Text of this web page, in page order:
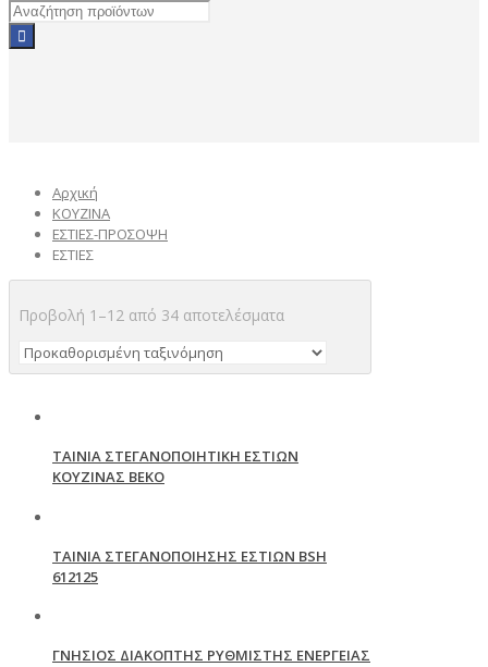
Αρχική
ΚΟΥΖΙΝΑ
ΕΣΤΙΕΣ-ΠΡΟΣΟΨΗ
ΕΣΤΙΕΣ
Προβολή 1–12 από 34 αποτελέσματα
ΤΑΙΝΙΑ ΣΤΕΓΑΝΟΠΟΙΗΤΙΚΗ ΕΣΤΙΩΝ
ΚΟΥΖΙΝΑΣ ΒΕΚΟ
ΤΑΙΝΙΑ ΣΤΕΓAΝΟΠΟΙΗΣΗΣ ΕΣΤΙΩΝ BSH
612125
ΓΝΗΣΙΟΣ ΔΙΑΚΟΠΤΗΣ ΡΥΘΜΙΣΤΗΣ ΕΝΕΡΓΕΙΑΣ